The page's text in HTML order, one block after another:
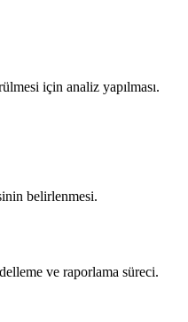
için analiz yapılması.
belirlenmesi.
ve raporlama süreci.